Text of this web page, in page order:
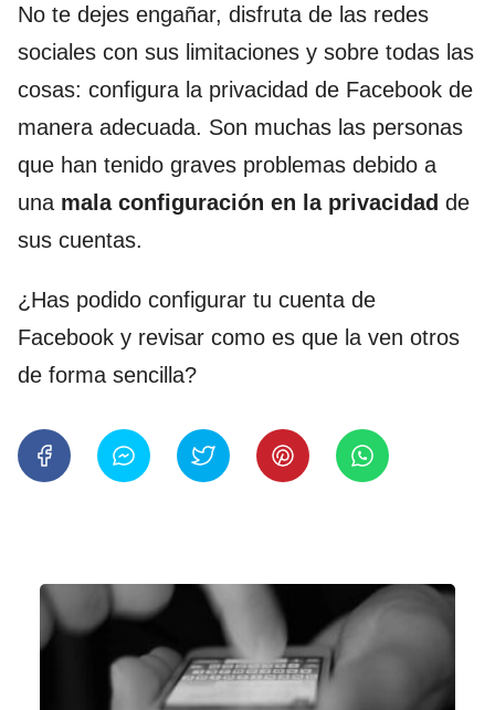
No te dejes engañar, disfruta de las redes
sociales con sus limitaciones y sobre todas las
cosas: configura la privacidad de Facebook de
manera adecuada. Son muchas las personas
que han tenido graves problemas debido a
una mala configuración en la privacidad de
sus cuentas.
¿Has podido configurar tu cuenta de
Facebook y revisar como es que la ven otros
de forma sencilla?